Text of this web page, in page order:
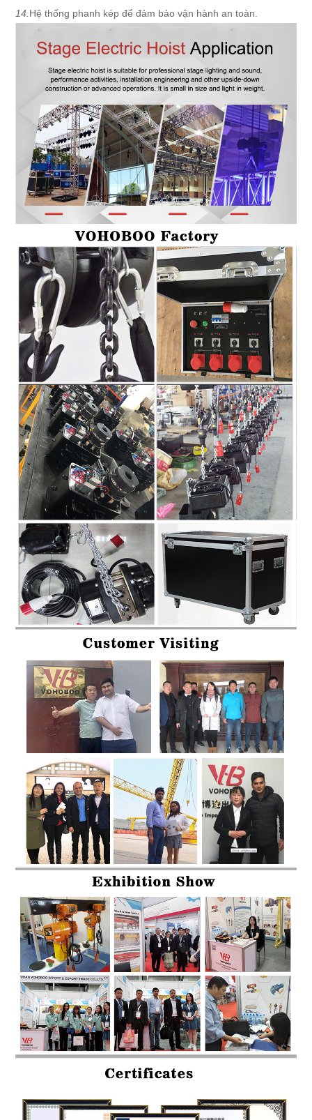
14. Hệ thống phanh kép để đảm bảo vận hành an toàn.